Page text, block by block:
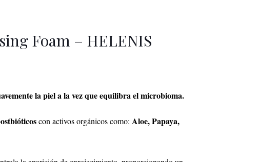
Foam – HELENIS
la piel a la vez que equilibra el microbioma.
con activos orgánicos como: Aloe, Papaya,